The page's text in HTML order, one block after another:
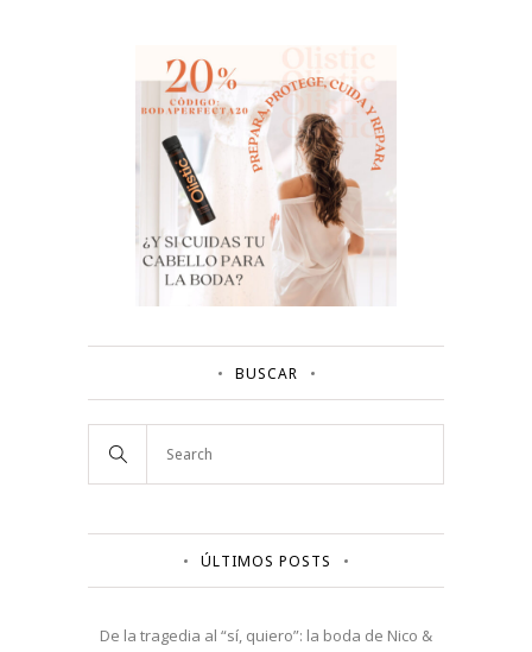
BUSCAR
ÚLTIMOS POSTS
De la tragedia al “sí, quiero”: la boda de Nico &